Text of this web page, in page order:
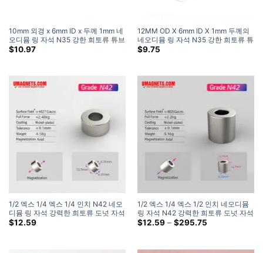
10mm 외경 x 6mm ID x 두께 1mm 네
오디뮴 링 자석 N35 강한 희토류 튜브
자석 판매
$10.97
12MM OD X 6mm ID X 1mm 두께의
네오디뮴 링 자석 N35 강한 희토류 튜
브 자석
$9.75
1/2 엑스 1/4 엑스 1/4 인치 N42 네오
디뮴 링 자석 강력한 희토류 도넛 자석
판매 (12 팩)
$12.59
1/2 엑스 1/4 엑스 1/2 인치 네오디뮴
링 자석 N42 강력한 희토류 도넛 자석
판매
$12.59 – $295.75가